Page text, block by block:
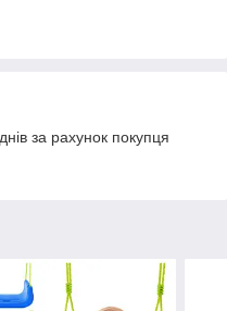
за рахунок покупця